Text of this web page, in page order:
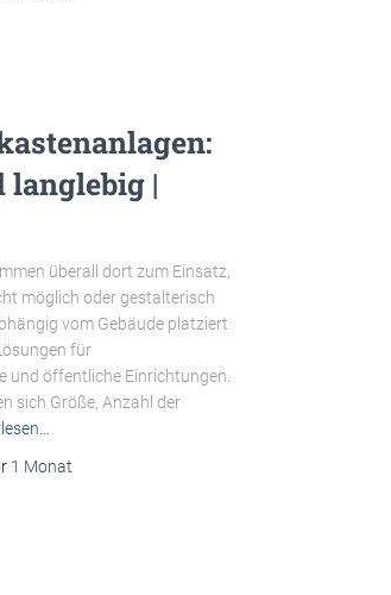
langlebig |
überall dort zum Einsatz,
möglich oder gestalterisch
vom Gebäude platziert
für
und öffentliche Einrichtungen.
sich Größe, Anzahl der
1 Monat